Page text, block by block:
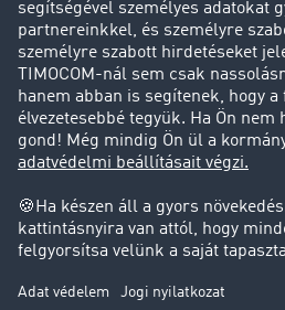
Ügyfél hoz ügyfelet
Jogi információk
Impresszum
Adatvédelem
süti-beállítások